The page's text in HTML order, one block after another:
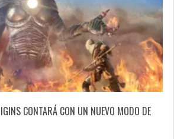
CONTARÁ CON UN NUEVO MODO DE